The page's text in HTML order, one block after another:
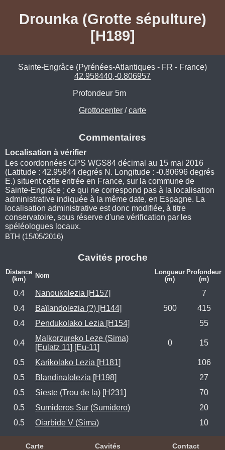
Drounka (Grotte sépulture)
[H189]
Sainte-Engrâce (Pyrénées-Atlantiques - FR - France)
42.958440,-0.806957
Profondeur 5m
Grottocenter /carte
Commentaires
Localisation à vérifier
Les coordonnées GPS WGS84 décimal au 15 mai 2016
(Latitude : 42.95844 degrés N. Longitude : -0.80696 degrés
E.) situent cette entrée en France, sur la commune de
Sainte-Engrâce ; ce qui ne correspond pas à la localisation
administrative indiquée à la même date, en Espagne. La
localisation administrative est donc modifiée, à titre
conservatoire, sous réserve d'une vérification par les
spéléologues locaux.
BTH (15/05/2016)
Cavités proche
Distance
(km)
Nom
Longueur
(m)
Profondeur
(m)
0.4 Nanoukolezia [H157]
7
0.4
Baïlandolezia (?) [H144] 500
415
0.4
Pendukolako Lezia [H154] 55
0.4
Malkorzureko Leze (Sima)
[Eulatz 11] [Eu-11]
0 15
0.5 Karikolako Lezia [H181]
106
0.5
Blandinalolezia [H198]
27
0.5
Sieste (Trou de la) [H231]
70
0.5
Sumideros Sur (Sumidero)
20
0.5
Oiarbide V (Sima) 10
Carte Cavités Contact